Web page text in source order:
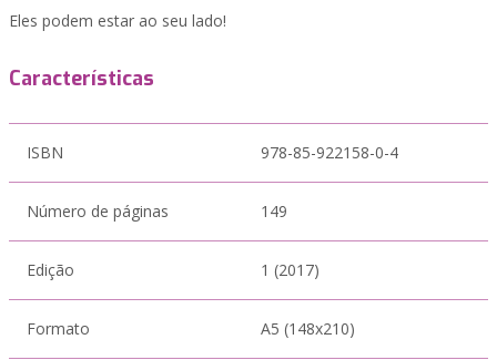
Eles podem estar ao seu lado!
Características
ISBN 978-85-922158-0-4
Número de páginas 149
Edição 1 (2017)
Formato A5 (148x210)